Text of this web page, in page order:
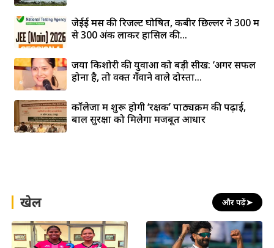
जेईई मेंस की रिजल्ट घोषित, कबीर छिल्लर ने 300 में
से 300 अंक लाकर हासिल की...
जया किशोरी की युवाओं को बड़ी सीख: ‘अगर सफल
होना है, तो वक्त गँवाने वाले दोस्तों...
कॉलेजों में शुरू होगी ‘रक्षक’ पाठ्यक्रम की पढ़ाई,
बाल सुरक्षा को मिलेगा मजबूत आधार
खेल और पढ़ें➤